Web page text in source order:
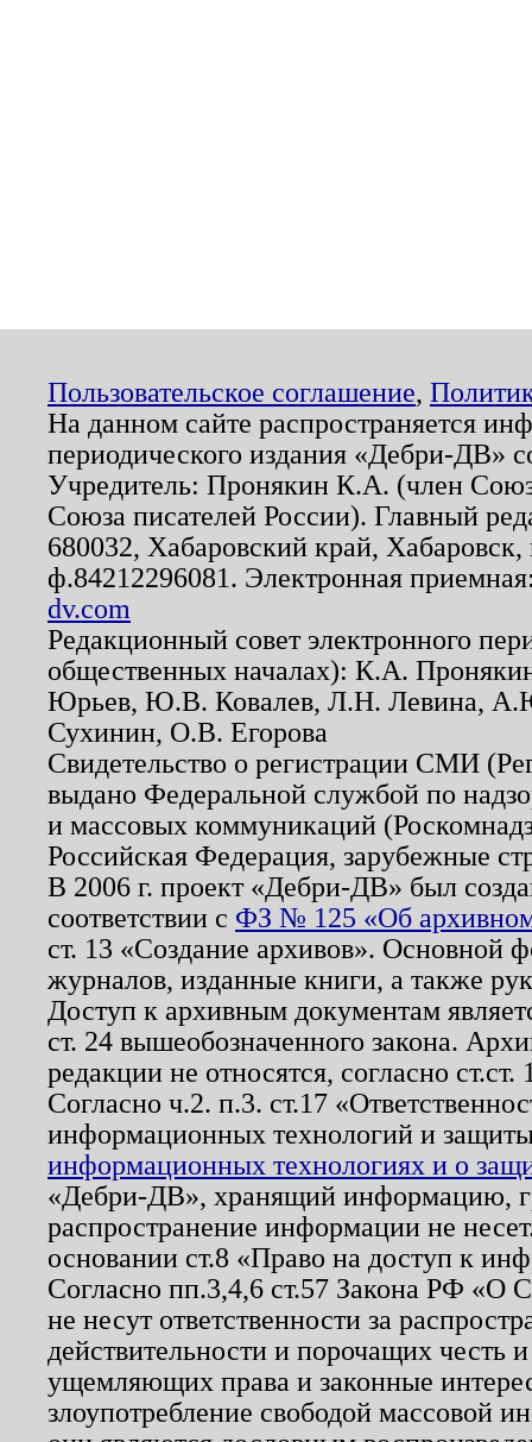
Пользовательское соглашение,
На данном сайте распространяется
периодического издания «Дебри-ДВ»
Учредитель: Пронякин К.А. (член
Союза писателей России). Главный
680032, Хабаровский край,
ф.84212296081. Электронная
dv.com
Редакционный совет электронного
общественных началах): К.А.
Юрьев, Ю.В. Ковалев, Л.Н. Левина,
Сухинин, О.В. Егорова
Свидетельство о регистрации СМИ
выдано Федеральной службой по
и массовых коммуникаций
Российская Федерация, зарубежные
В 2006 г. проект «Дебри-ДВ» был
соответствии с ФЗ № 125 «Об
ст. 13 «Создание архивов». Основной
журналов, изданные книги, а также
Доступ к архивным документам
ст. 24 вышеобозначенного закона.
редакции не относятся, согласно
Согласно ч.2. п.3. ст.17
информационных технологий и
информационных технологиях и о
«Дебри-ДВ», хранящий информацию,
распространение информации не
основании ст.8 «Право на доступ к
Согласно пп.3,4,6 ст.57 Закона РФ «О
не несут ответственности за
действительности и порочащих честь
ущемляющих права и законные
злоупотребление свободой массовой